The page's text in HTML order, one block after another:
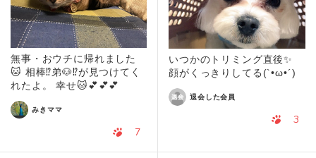
無事・おウチに帰れました
🐱 相棒⁉️弟🐶⁉️が見つけてく
れたよ。 幸せ🐱💕💕💕
みきママ
7
いつかのトリミング直後✨
顔がくっきりしてる(`•ω•´)
退会した会員
3